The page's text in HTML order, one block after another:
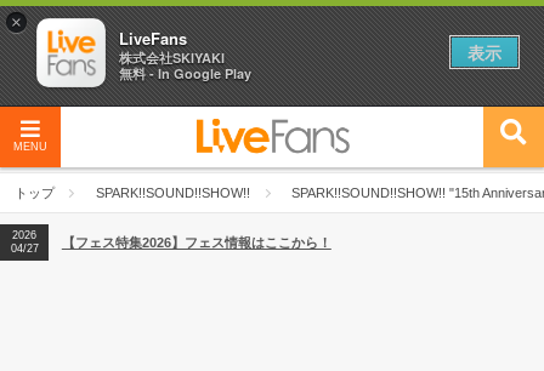
MENU
トップ SPARK!!SOUND!!SHOW!! SPARK!!SOUND!!SHOW!! "15th
2026
04/27
2026
【ライブ動員ランキング】2026年上半期編発表！
2026
04/27
【フェス特集2026】フェス情報はここから！
×
LiveFans
株式会社SKIYAKI
無料 - In Google Play
表示